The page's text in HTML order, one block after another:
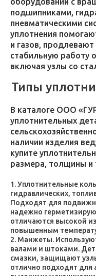
подшипниками,
пневматическими
уплотнения
и газов,
стабильную работу
включая узлы со
Типы
В каталоге ООО
уплотнительных
наличии изделия
купите
размера, толщины и
Уплотнительные
гидравлических,
Подходят для
надежно
отличаются высокой
повышенным
Манжеты.
валами и штоками.
смазки, защищают
отлично подходят для